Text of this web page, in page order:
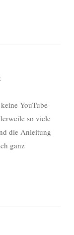
YouTube-
so viele
die Anleitung
ganz